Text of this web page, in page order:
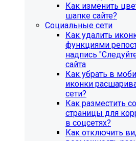
Как изменить
шапке сайте?
Социальные сети
Как удалить
функциями
надпись
сайта
Как убрать в
иконки
сети?
Как разместить
страницы для
в соцсетях?
Как отключить